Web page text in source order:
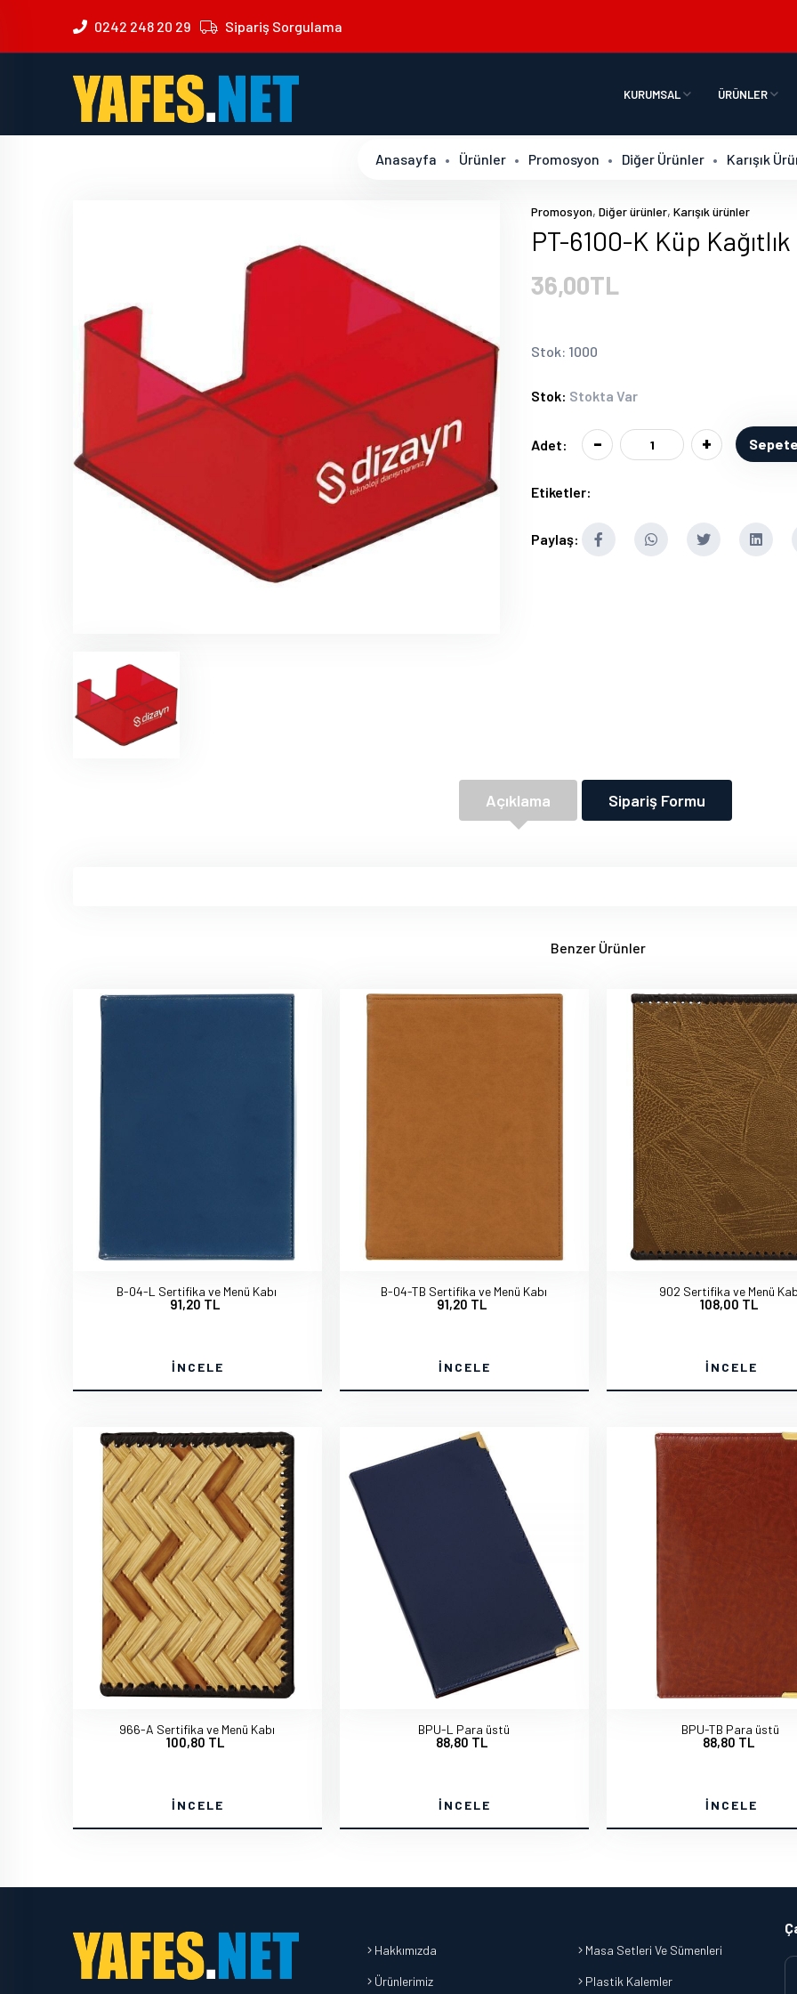
0242 248 20 29 Sipariş Sorgulama
KURUMSAL ÜRÜNLER
Anasayfa Ürünler Promosyon Diğer Ürünler Karışık
Promosyon, Diğer ürünler, Karışık ürünler
PT-6100-K Küp Kağıtlık
36,00TL
Stok: 1000
Stok: Stokta Var
Adet: - +
Etiketler:
Paylaş:
Açıklama Sipariş Formu
Benzer Ürünler
B-04-L Sertifika ve Menü Kabı
91,20 TL
İNCELE
B-04-TB Sertifika ve Menü Kabı
91,20 TL
İNCELE
902 Sertifika ve Menü
108,00 TL
İNCELE
966-A Sertifika ve Menü Kabı
100,80 TL
İNCELE
BPU-L Para üstü
88,80 TL
İNCELE
BPU-TB Para üstü
88,80 TL
İNCELE
Hakkımızda
Ürünlerimiz
Masa Setleri Ve Sümenleri
Plastik Kalemler